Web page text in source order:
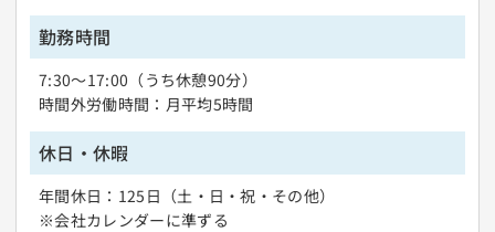
勤務時間
7:30〜17:00（うち休憩90分）
時間外労働時間：月平均5時間
休日・休暇
年間休日：125日（土・日・祝・その他）
※会社カレンダーに準ずる